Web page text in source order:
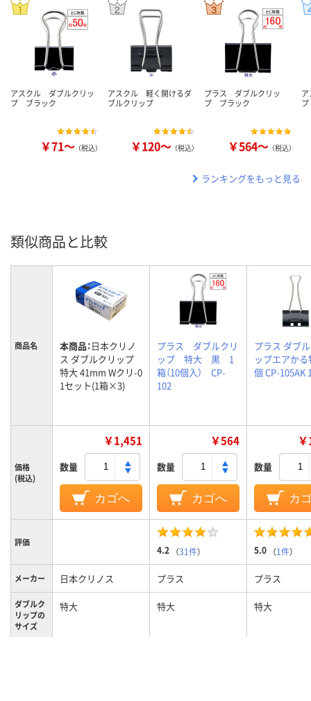
アスクル ダブルクリッ
プ ブラック
￥71～ （税込）
アスクル 軽く開けるダ
ブルクリップ
￥120～ （税込）
プラス ダブルクリッ
プ ブラック
￥564～ （税込）
ランキングをもっと見る
類似商品と比較
商品名 本商品：日本クリノ
ス ダブルクリップ
特大 41mm Wクリ-0
1セット(1箱×3)
プラス ダブルクリ
ップ 特大 黒 1
箱（10個入） CP-
102
プラス ダブ
ップエアか
個 CP-105AK
価格
(税込)
￥1,451
数量
カゴへ
￥564
数量
カゴへ
数量
カ
評価
4.2 （31件） 5.0 （1件）
メーカー 日本クリノス プラス プラス
ダブルク
リップの
サイズ
特大 特大 特大